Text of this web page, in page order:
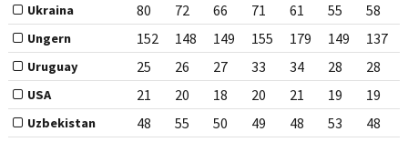
Ukraina 80 72 66 71 61 55 58
Ungern 152 148 149 155 179 149 137
Uruguay 25 26 27 33 34 28 28
USA 21 20 18 20 21 19 19
Uzbekistan 48 55 50 49 48 53 48